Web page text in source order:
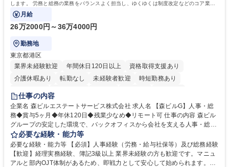
します。 労務と総務の業務をバランスよく担当し、ゆくゆくは制度改定などのコア業務
にも挑戦できる、やりがいある環境です。
月給
26万2000円～36万4000円
勤務地
東京都港区
業界未経験歓迎
年間休日120日以上
資格取得支援あり
介護休暇あり
転勤なし 未経験者歓迎
時短勤務あり
経験者歓迎
完全週休2日制
交通費支給 長期歓迎 駅近5分以内 土日祝休み
仕事の内容
企業名 森ビルエステートサービス株式会社 求人名 【森ビルG】人事・総
務◆賞与5ヶ月◆年休120日◆残業少なめ◆リモート可 仕事の内容 森ビル
グループの安定した環境で、バックオフィスから会社を支える人事・総務
をお任せします。 労務と総務の業務をバランスよく担当し、ゆくゆくは制
度改定などのコア業務にも挑戦できる、やりがいある環境です。 ■勤怠管
理、給与計算、社会保険手続き、年末調整等の労務管理全般 ■入退社手続
き、社内規定の改定や人事制度改定などのコア業務 ■社内イベントの企画
必要な経験・能力等
必要な経験・能力等 【必須】人事経験（労務・給与社保等）及び総務経験
【歓迎】経理実務経験、簿記3級以上 業界未経験の方も歓迎です。マニュ
アルと部内OJT体制があるため、即戦力として安心して始められます。